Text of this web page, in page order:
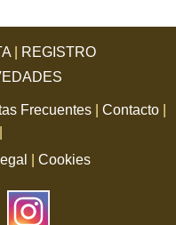
REGISTRO
Frecuentes Contacto
Cookies